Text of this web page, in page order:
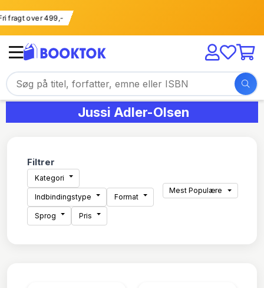
Fri fragt over 499,-
Jussi Adler-Olsen
Filtrer
Kategori
Indbindingstype Format
Sprog Pris
Mest Populære